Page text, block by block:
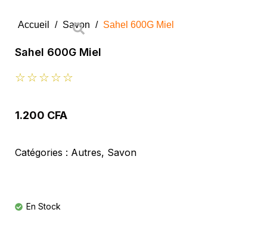
Accueil / Savon / Sahel 600G Miel
Sahel 600G Miel
☆☆☆☆☆
1.200 CFA
Catégories : Autres, Savon
En Stock